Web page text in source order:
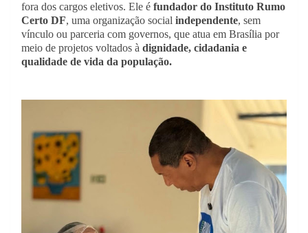
fora dos cargos eletivos. Ele é fundador do Instituto Rumo
Certo DF, uma organização social independente, sem
vínculo ou parceria com governos, que atua em Brasília por
meio de projetos voltados à dignidade, cidadania e
qualidade de vida da população.